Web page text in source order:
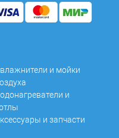
и мойки
и
и запчасти